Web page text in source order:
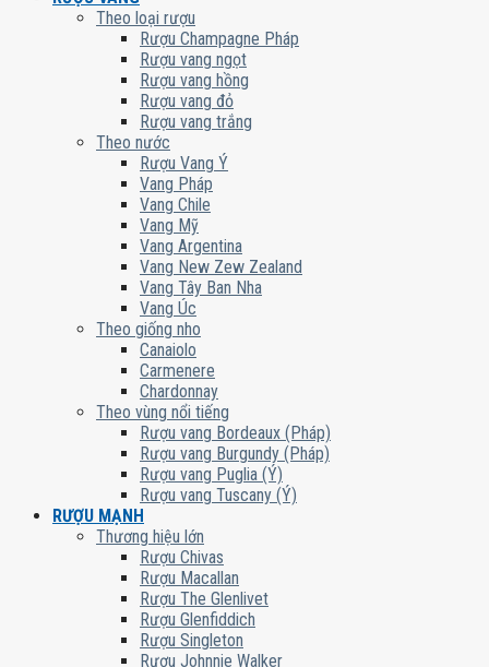
Theo loại rượu
Rượu Champagne Pháp
Rượu vang ngọt
Rượu vang hồng
Rượu vang đỏ
Rượu vang trắng
Theo nước
Rượu Vang Ý
Vang Pháp
Vang Chile
Vang Mỹ
Vang Argentina
Vang New Zew Zealand
Vang Tây Ban Nha
Vang Úc
Theo giống nho
Canaiolo
Carmenere
Chardonnay
Theo vùng nổi tiếng
Rượu vang Bordeaux (Pháp)
Rượu vang Burgundy (Pháp)
Rượu vang Puglia (Ý)
Rượu vang Tuscany (Ý)
RƯỢU MẠNH
Thương hiệu lớn
Rượu Chivas
Rượu Macallan
Rượu The Glenlivet
Rượu Glenfiddich
Rượu Singleton
Rượu Johnnie Walker